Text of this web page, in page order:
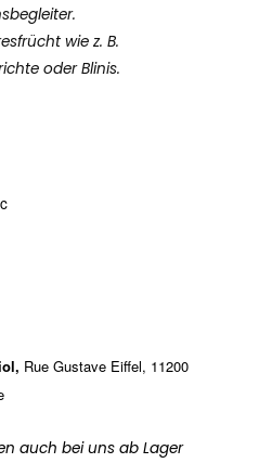
wie z. B.
oder Blinis.
Rue Gustave Eiffel, 11200
auch bei uns ab Lager